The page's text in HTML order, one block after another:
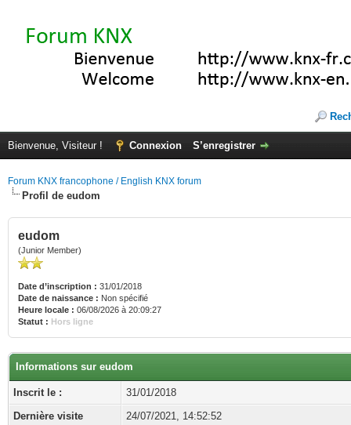
Bienvenue, Visiteur ! Connexion S’enregistrer
Forum KNX francophone / English KNX forum
Profil de eudom
eudom
(Junior Member)
Date d’inscription : 31/01/2018
Date de naissance : Non spécifié
Heure locale : 06/08/2026 à 20:09:27
Statut : Hors ligne
Informations sur eudom
Inscrit le :
31/01/2018
Dernière visite
24/07/2021, 14:52:52